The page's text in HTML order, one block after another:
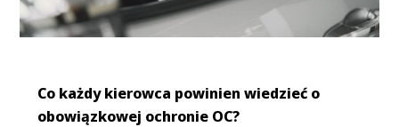
Co każdy kierowca powinien wiedzieć o
obowiązkowej ochronie OC?